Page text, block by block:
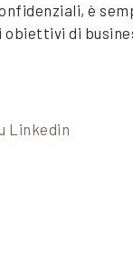
è
obiettivi di
Linkedin